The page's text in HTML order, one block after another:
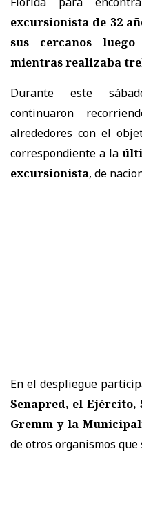
excursionista de 32
sus cercanos
mientras realizaba
Durante este
continuaron
alrededores con el
correspondiente a la
excursionista, de
En el despliegue
Senapred, el Ejército,
Gremm y la
de otros organismos que